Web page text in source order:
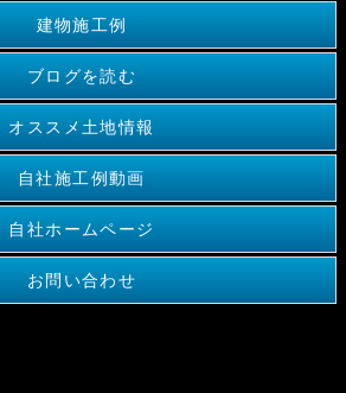
建物施工例
ブログを読む
オススメ土地情報
自社施工例動画
自社ホームページ
お問い合わせ